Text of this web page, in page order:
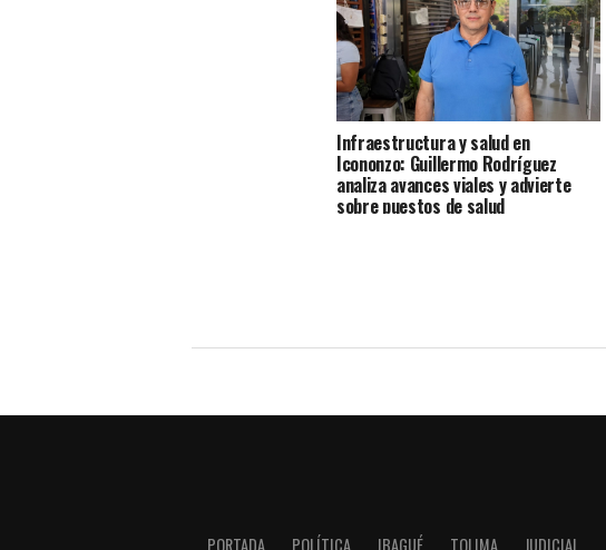
Infraestructura y salud en
Icononzo: Guillermo Rodríguez
analiza avances viales y advierte
sobre puestos de salud
PORTADA POLÍTICA IBAGUÉ TOLIMA JUDICIAL